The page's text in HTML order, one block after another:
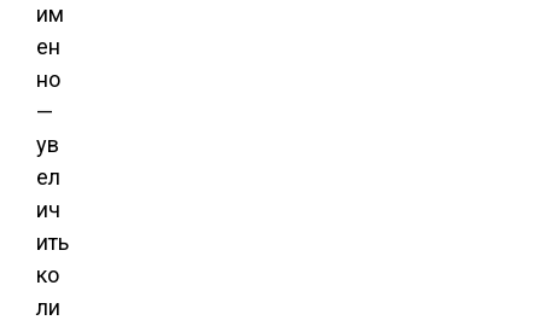
им
ен
но
—
ув
ел
ич
ить
ко
ли